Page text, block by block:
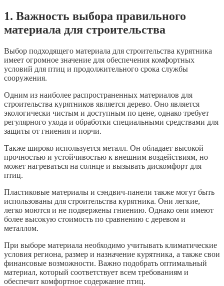
1. Важность выбора правильного
материала для строительства
Выбор подходящего материала для строительства курятника
имеет огромное значение для обеспечения комфортных
условий для птиц и продолжительного срока службы
сооружения.
Одним из наиболее распространенных материалов для
строительства курятников является дерево. Оно является
экологически чистым и доступным по цене, однако требует
регулярного ухода и обработки специальными средствами для
защиты от гниения и порчи.
Также широко используется металл. Он обладает высокой
прочностью и устойчивостью к внешним воздействиям, но
может нагреваться на солнце и вызывать дискомфорт для
птиц.
Пластиковые материалы и сэндвич-панели также могут быть
использованы для строительства курятника. Они легкие,
легко моются и не подвержены гниению. Однако они имеют
более высокую стоимость по сравнению с деревом и
металлом.
При выборе материала необходимо учитывать климатические
условия региона, размер и назначение курятника, а также свои
финансовые возможности. Важно подобрать оптимальный
материал, который соответствует всем требованиям и
обеспечит комфортное содержание птиц.